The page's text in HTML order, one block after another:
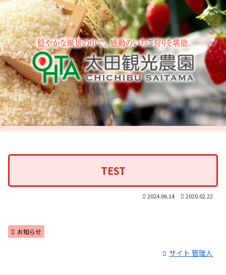
TEST
2024.06.14 2020.02.22
お知らせ
サイト 管理人